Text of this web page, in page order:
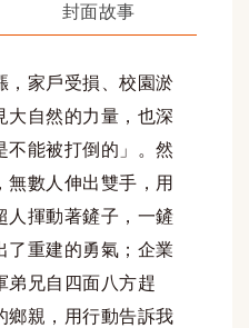
封面故事
，家戶受損、校園淤
大自然的力量，也深
不能被打倒的」。然
無數人伸出雙手，用
人揮動著鏟子，一鏟
了重建的勇氣；企業
弟兄自四面八方趕
鄉親，用行動告訴我